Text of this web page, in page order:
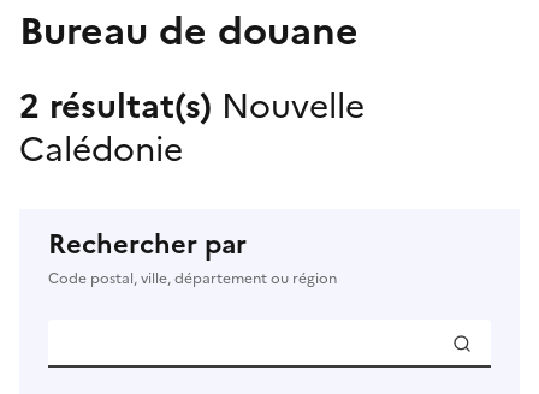
Bureau de douane
2 résultat(s) Nouvelle
Calédonie
Rechercher par
Code postal, ville, département ou région